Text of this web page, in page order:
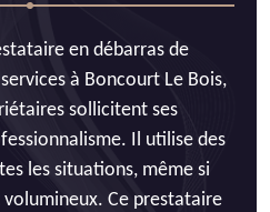
en débarras de
à Boncourt Le Bois,
sollicitent ses
Il utilise des
les situations, même si
Ce prestataire